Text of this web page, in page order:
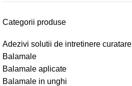
Categorii produse
Adezivi solutii de intretinere curatare
Balamale
Balamale aplicate
Balamale in unghi